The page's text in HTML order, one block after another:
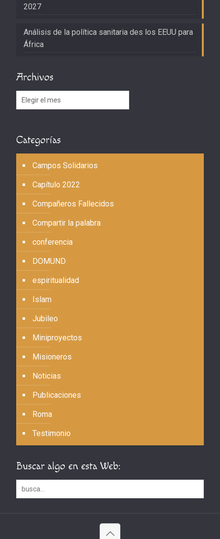
2027
Análisis de la política sanitaria des los EEUU para
África
Archivos
Archivos
Categorías
Campos Solidarios
Capítulo 2022
Compañeros Fallecidos
Compartir la palabra
conferencia
DOMUND
espiritualidad
Islam
Jubileo
Miniproyectos
Misioneros
Noticias
Publicaciones
Roma
Testimonio
Buscar algo en esta Web: